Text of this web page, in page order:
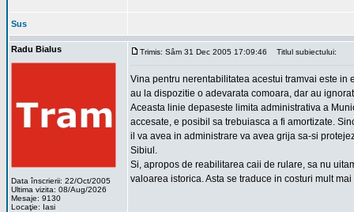
Sus
Radu Bialus
Data înscrierii: 22/Oct/2005
Ultima vizita: 08/Aug/2026
Mesaje: 9130
Locaţie: Iasi
Trimis: Sâm 31 Dec 2005 17:09:46 Titlul subiectului:
Vina pentru nerentabilitatea acestui tramvai este in
au la dispozitie o adevarata comoara, dar au
Aceasta linie depaseste limita administrativa a
accesate, e posibil sa trebuiasca a fi amortizate.
il va avea in administrare va avea grija sa-si
Sibiul.
Si, apropos de reabilitarea caii de rulare, sa nu
valoarea istorica. Asta se traduce in costuri mult